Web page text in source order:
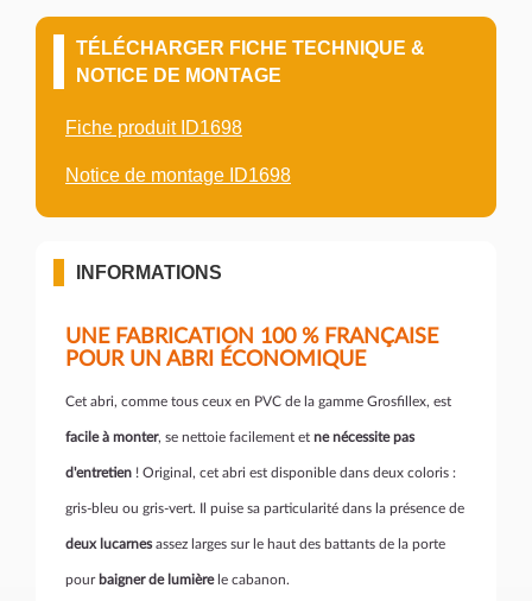
TÉLÉCHARGER FICHE TECHNIQUE &
NOTICE DE MONTAGE
Fiche produit ID1698
Notice de montage ID1698
INFORMATIONS
UNE FABRICATION 100 % FRANÇAISE
POUR UN ABRI ÉCONOMIQUE
Cet abri, comme tous ceux en PVC de la gamme Grosfillex, est
facile à monter, se nettoie facilement et ne nécessite pas
d'entretien ! Original, cet abri est disponible dans deux coloris :
gris-bleu ou gris-vert. Il puise sa particularité dans la présence de
deux lucarnesassez larges sur le haut des battants de la porte
pour baigner de lumièrele cabanon.